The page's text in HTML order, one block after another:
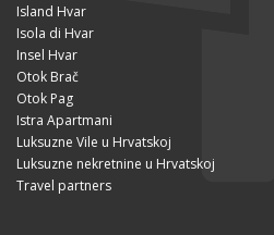
Island Hvar
Isola di Hvar
Insel Hvar
Otok Brač
Otok Pag
Istra Apartmani
Luksuzne Vile u Hrvatskoj
Luksuzne nekretnine u Hrvatskoj
Travel partners